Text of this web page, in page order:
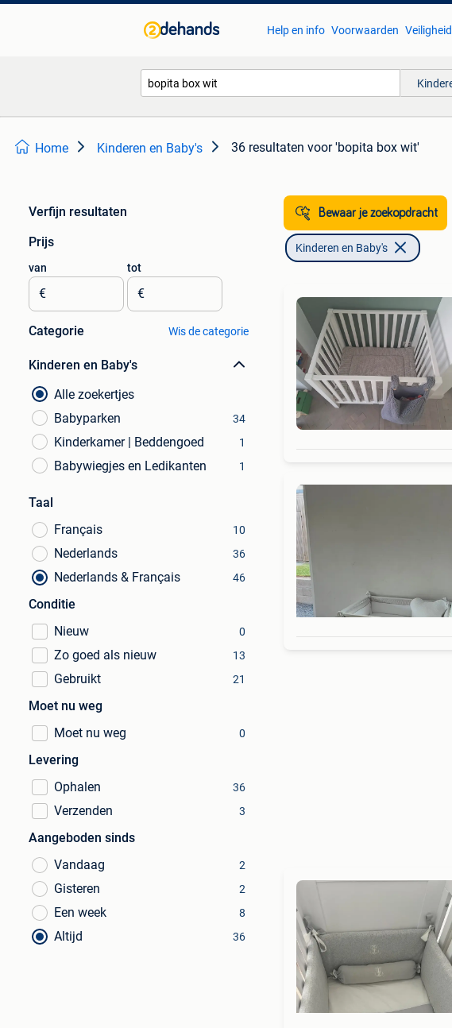
Help en info Voorwaarden
Home Kinderen en Baby's 36 resultaten voor 'bopita box wit'
Verfijn resultaten
Prijs
van
€
tot
€
Categorie Wis de categorie
Kinderen en Baby's
Alle zoekertjes
Babyparken
34
Kinderkamer | Beddengoed 1
Babywiegjes en Ledikanten 1
Taal
Français
10
Nederlands 36
Nederlands & Français 46
Conditie
Nieuw
0
Zo goed als nieuw 13
Gebruikt 21
Moet nu weg
Moet nu weg
0
Levering
Ophalen
36
Verzenden 3
Aangeboden sinds
Vandaag
2
Gisteren 2
Een week 8
Altijd 36
Bewaar je zoekopdracht
Kinderen en Baby's